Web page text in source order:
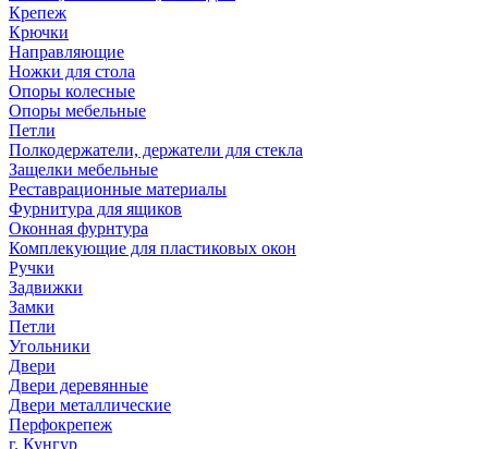
Крепеж
Крючки
Направляющие
Ножки для стола
Опоры колесные
Опоры мебельные
Петли
Полкодержатели, держатели для стекла
Защелки мебельные
Реставрационные материалы
Фурнитура для ящиков
Оконная фурнтура
Комплекующие для пластиковых окон
Ручки
Задвижки
Замки
Петли
Угольники
Двери
Двери деревянные
Двери металлические
Перфокрепеж
г. Кунгур